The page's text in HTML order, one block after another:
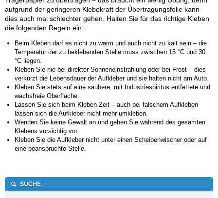
aufgrund der geringeren Klebekraft der Übertragungsfolie kann
dies auch mal schlechter gehen. Halten Sie für das richtige Kleben
die folgenden Regeln ein:
Beim Kleben darf es nicht zu warm und auch nicht zu kalt sein – die
Temperatur der zu beklebenden Stelle muss zwischen 15 °C und 30
°C liegen.
Kleben Sie nie bei direkter Sonneneinstrahlung oder bei Frost – dies
verkürzt die Lebensdauer der Aufkleber und sie halten nicht am Auto.
Kleben Sie stets auf eine saubere, mit Industriespiritus entfettete und
wachsfreie Oberfläche.
Lassen Sie sich beim Kleben Zeit – auch bei falschem Aufkleben
lassen sich die Aufkleber nicht mehr umkleben.
Wenden Sie keine Gewalt an und gehen Sie während des gesamten
Klebens vorsichtig vor.
Kleben Sie die Aufkleber nicht unter einen Scheibenwischer oder auf
eine beanspruchte Stelle.